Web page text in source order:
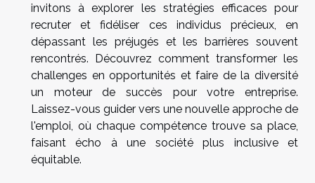
invitons à explorer les stratégies efficaces pour
recruter et fidéliser ces individus précieux, en
dépassant les préjugés et les barrières souvent
rencontrés. Découvrez comment transformer les
challenges en opportunités et faire de la diversité
un moteur de succès pour votre entreprise.
Laissez-vous guider vers une nouvelle approche de
l'emploi, où chaque compétence trouve sa place,
faisant écho à une société plus inclusive et
équitable.